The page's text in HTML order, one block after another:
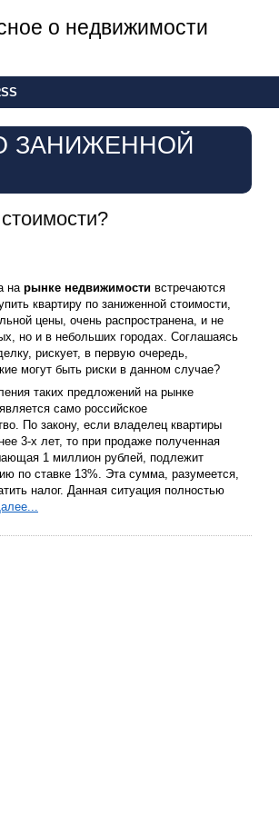
о недвижимости
ЗАНИЖЕННОЙ
нарынке недвижимости встречаются
квартиру по заниженной стоимости,
цены, очень распространена, и не
но и в небольших городах. Соглашаясь
рискует, в первую очередь,
могут быть риски в данном случае?
таких предложений на рынке
само российское
По закону, если владелец квартиры
3-х лет, то при продаже полученная
1 миллион рублей, подлежит
по ставке 13%. Эта сумма, разумеется,
налог. Данная ситуация полностью